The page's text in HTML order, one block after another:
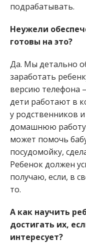
подрабатывать.
Неужели
готовы на это?
Да. Мы детально
заработать
версию телефона
дети работают в
у родственников
домашнюю
может помочь
посудомойку,
Ребенок должен
получаю, если, в
то.
А как научить
достигать их,
интересует?